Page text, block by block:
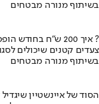
בשיתוף מנורה מבטחים
איך 200 ש"ח בחודש הופכים ל140 אלף ?
צעדים קטנים שיכולים
בשיתוף מנורה מבטחים
הסוד של איינשטיין